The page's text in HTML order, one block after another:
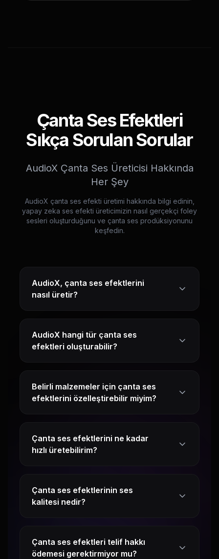
Çanta Ses Efektleri
Sıkça Sorulan Sorular
AudioX Çanta Ses Üreticisi Hakkında
Her Şey
AudioX çanta ses efekti üretimi hakkında bilgi edinin,
yapay zeka ses efekti üreticimizin nasıl gerçekçi foley
sesleri oluşturduğunu ve çanta ses prodüksiyonunu
keşfedin.
AudioX, çanta ses efektlerini
nasıl üretir?
AudioX hangi tür çanta ses
efektleri oluşturabilir?
Belirli malzemeler için çanta ses
efektlerini özelleştirebilir miyim?
Çanta ses efektlerini ne kadar
hızlı üretebilirim?
Çanta ses efektlerinin ses
kalitesi nedir?
Çanta ses efektleri telif hakkı
ödemesi gerektirmiyor mu?